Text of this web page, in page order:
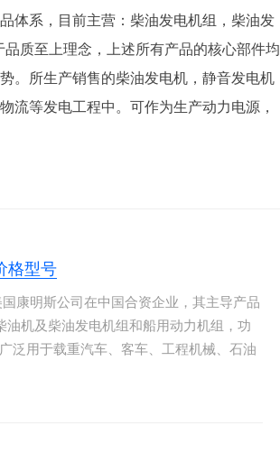
体系，目前主营：柴油发电机组，柴油发
质至上理念，上述所有产品的核心部件均
。所生产销售的柴油发电机，静音发电机
流等发电工程中。可作为生产动力电源，
格型号
康明斯公司在中国合资企业，其主导产品
油机及柴油发电机组和船用动力机组，功
泛用于载重汽车、客车、工程机械、石油